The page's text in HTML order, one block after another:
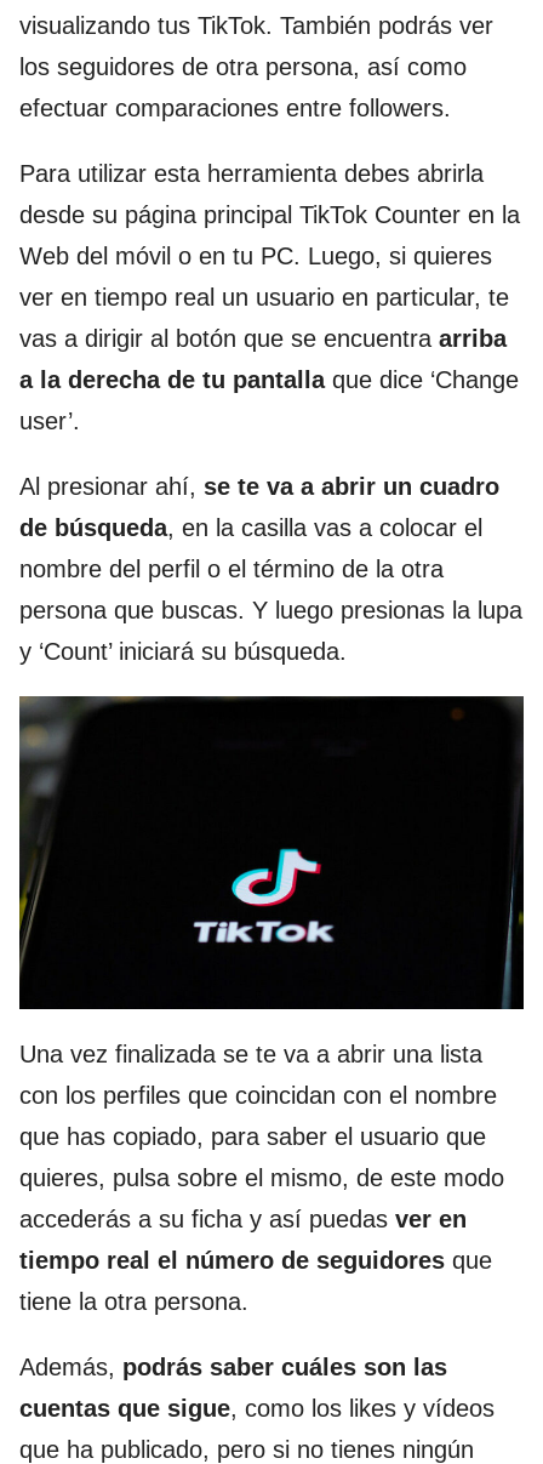
visualizando tus TikTok. También podrás ver
los seguidores de otra persona, así como
efectuar comparaciones entre followers.
Para utilizar esta herramienta debes abrirla
desde su página principal TikTok Counter en la
Web del móvil o en tu PC. Luego, si quieres
ver en tiempo real un usuario en particular, te
vas a dirigir al botón que se encuentra arriba
a la derecha de tu pantallaque dice ‘Change
user’.
Al presionar ahí, se te va a abrir un cuadro
de búsqueda, en la casilla vas a colocar el
nombre del perfil o el término de la otra
persona que buscas. Y luego presionas la lupa
y ‘Count’ iniciará su búsqueda.
Una vez finalizada se te va a abrir una lista
con los perfiles que coincidan con el nombre
que has copiado, para saber el usuario que
quieres, pulsa sobre el mismo, de este modo
accederás a su ficha y así puedas ver en
tiempo real el número de seguidores que
tiene la otra persona.
Además, podrás saber cuáles son las
cuentas que sigue, como los likes y vídeos
que ha publicado, pero si no tienes ningún